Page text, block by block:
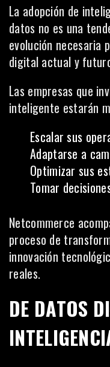
La adopción de
datos no es una
evolución necesaria
digital actual y
Las empresas que
inteligente estarán
Escalar sus
Adaptarse a
Optimizar sus
Tomar
Netcommerce
proceso de
innovación
reales.
DE DATOS